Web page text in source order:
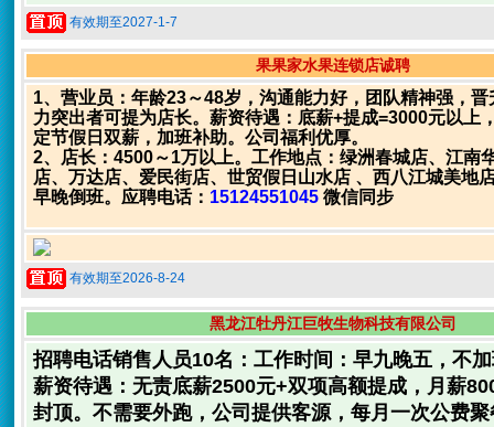
有效期至2027-1-7
果果家水果连锁店诚聘
1、营业员：年龄23～48岁，沟通能力好，团队精神强，
力突出者可提为店长。薪资待遇：底薪+提成=3000元以上
定节假日双薪，加班补助。公司福利优厚。
2、店长：4500～1万以上。工作地点：绿洲春城店、江南
店、万达店、爱民街店、世贸假日山水店 、西八江城美地
早晚倒班。应聘电话： 15124551045 微信同步
有效期至2026-8-24
黑龙江牡丹江巨牧生物科技有限公司
招聘电话销售人员10名：工作时间：早九晚五，不
薪资待遇：无责底薪2500元+双项高额提成，月薪
封顶。不需要外跑，公司提供客源，每月一次公费